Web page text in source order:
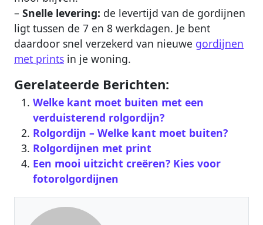
– Snelle levering: de levertijd van de gordijnen
ligt tussen de 7 en 8 werkdagen. Je bent
daardoor snel verzekerd van nieuwe gordijnen
met prints in je woning.
Gerelateerde Berichten:
Welke kant moet buiten met een
verduisterend rolgordijn?
Rolgordijn – Welke kant moet buiten?
Rolgordijnen met print
Een mooi uitzicht creëren? Kies voor
fotorolgordijnen